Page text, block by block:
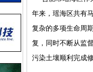
年来，瑶海区共有
复杂的多项生命周
复，同时不断从监
污染土壤顺利完成